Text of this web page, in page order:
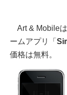
Art & Mobile
ームアプリ「
価格は無料。